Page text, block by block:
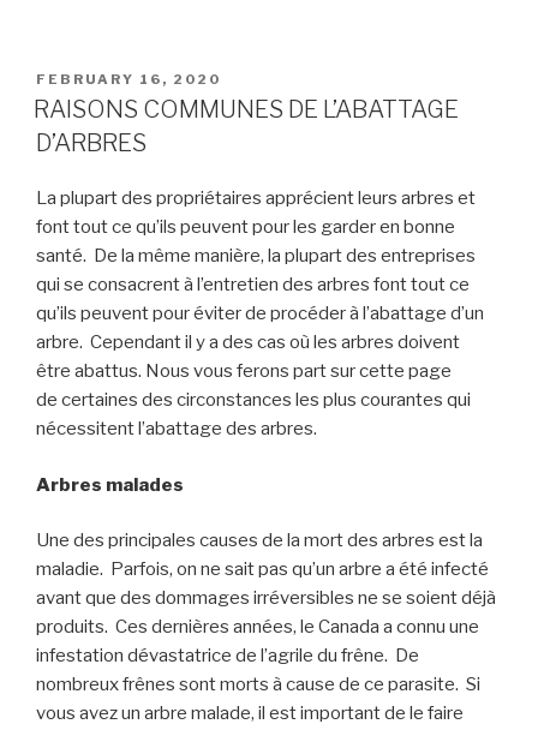
POSTED
ON
FEBRUARY 16, 2020
RAISONS COMMUNES DE L’ABATTAGE
D’ARBRES
La plupartdes propriétaires apprécient leurs arbres et
font tout ce qu’ils peuvent pour les garder en bonne
santé. De la même manière, la plupart des entreprises
qui se consacrentà l’entretien des arbres font tout ce
qu’ils peuvent pour éviter de procéder à l’abattage d’un
arbre. Cependantil y a des cas où les arbres doivent
être abattus. Nous vous ferons part sur cette page
de certaines des circonstances les plus courantes qui
nécessitent l’abattage des arbres.
Arbres malades
Une des principales causes de la mort des arbres est la
maladie. Parfois, on ne sait pas qu’un arbre a été infecté
avant que des dommages irréversibles ne se soient déjà
produits. Ces dernières années, le Canada a connu une
infestation dévastatrice de l’agrile du frêne. De
nombreux frênes sont morts à cause de ce parasite. Si
vous avez un arbre malade, il est important de le faire